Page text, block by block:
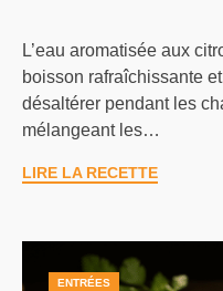
L’eau aromatisée aux
boisson rafraîchissante
désaltérer pendant les
mélangeant les…
LIRE LA RECETTE
ENTRÉES